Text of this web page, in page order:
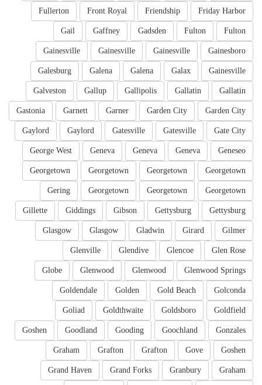
Friday Harbor
Friendship
Front Royal
Fullerton
Fulton
Fulton
Gadsden
Gaffney
Gail
Gainesboro
Gainesville
Gainesville
Gainesville
Gainesville
Galax
Galena
Galena
Galesburg
Gallatin
Gallatin
Gallipolis
Gallup
Galveston
Garden City
Garden City
Garner
Garnett
Gastonia
Gate City
Gatesville
Gatesville
Gaylord
Gaylord
Geneseo
Geneva
Geneva
Geneva
George West
Georgetown
Georgetown
Georgetown
Georgetown
Georgetown
Georgetown
Georgetown
Gering
Gettysburg
Gettysburg
Gibson
Giddings
Gillette
Gilmer
Girard
Gladwin
Glasgow
Glasgow
Glen Rose
Glencoe
Glendive
Glenville
Glenwood Springs
Glenwood
Glenwood
Globe
Golconda
Gold Beach
Golden
Goldendale
Goldfield
Goldsboro
Goldthwaite
Goliad
Gonzales
Goochland
Gooding
Goodland
Goshen
Goshen
Gove
Grafton
Grafton
Graham
Graham
Granbury
Grand Forks
Grand Haven